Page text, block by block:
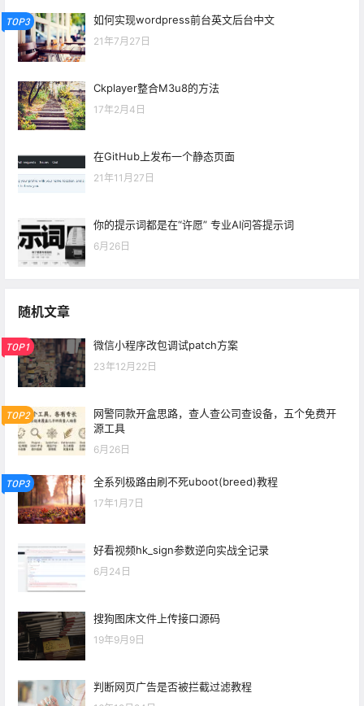
TOP3 如何实现wordpress前台英文后台中文
21年7月27日
Ckplayer整合M3u8的方法
17年2月4日
在GitHub上发布一个静态页面
21年11月27日
你的提示词都是在“许愿” 专业AI问答提示词
6月26日
随机文章
TOP1 微信小程序改包调试patch方案
23年12月22日
TOP2
网警同款开盒思路，查人查公司查设备，五个免费开
源工具
6月26日
TOP3 全系列极路由刷不死uboot(breed)教程
17年1月7日
好看视频hk_sign参数逆向实战全记录
6月24日
搜狗图床文件上传接口源码
19年9月9日
判断网页广告是否被拦截过滤教程